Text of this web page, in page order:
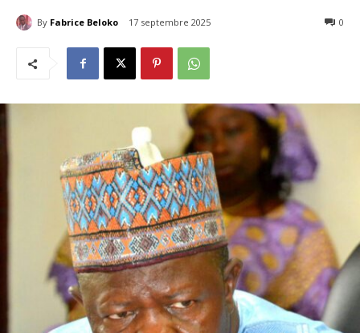
By Fabrice Beloko 17 septembre 2025 0